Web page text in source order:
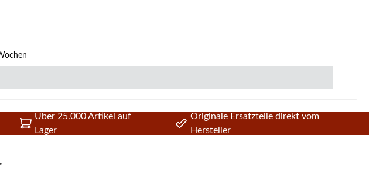
Über 25.000 Artikel auf
Lager
Originale Ersatzteile direkt vom
Hersteller